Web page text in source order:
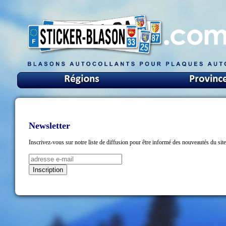
Newsletter
Inscrivez-vous sur notre liste de diffusion pour être informé des nouveautés du